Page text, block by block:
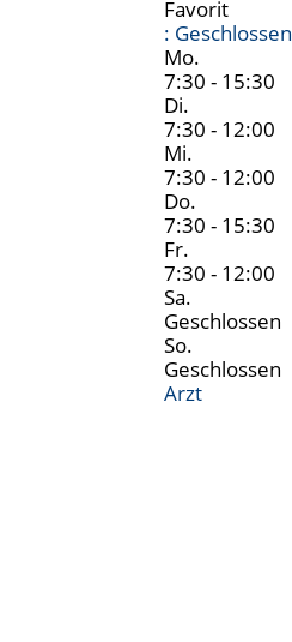
Favorit
: Geschlossen
Mo.
7:30 - 15:30
Di.
7:30 - 12:00
Mi.
7:30 - 12:00
Do.
7:30 - 15:30
Fr.
7:30 - 12:00
Sa.
Geschlossen
So.
Geschlossen
Arzt